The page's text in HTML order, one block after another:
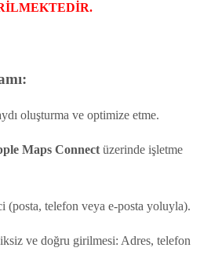
oluşturma ve optimize etme.
Maps Connectüzerinde işletme
(posta, telefon veya e-posta yoluyla).
ve doğru girilmesi: Adres, telefon